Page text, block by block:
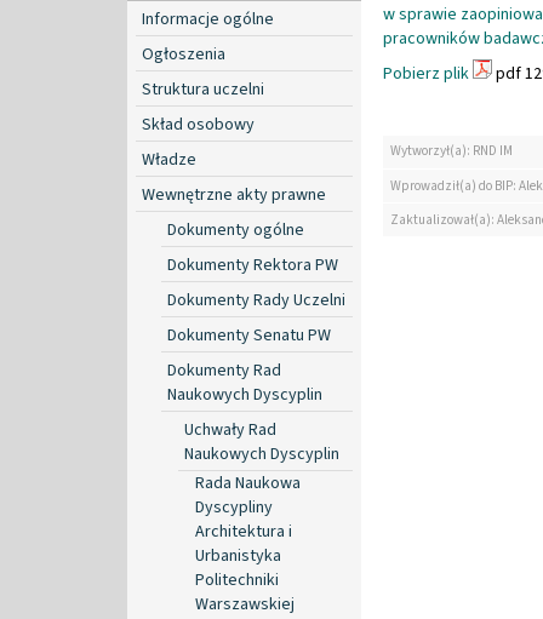
Informacje ogólne
Ogłoszenia
Struktura uczelni
Skład osobowy
Władze
Wewnętrzne akty prawne
Dokumenty ogólne
Dokumenty Rektora PW
Dokumenty Rady Uczelni
Dokumenty Senatu PW
Dokumenty Rad
Naukowych Dyscyplin
Uchwały Rad
Naukowych Dyscyplin
Rada Naukowa
Dyscypliny
Architektura i
Urbanistyka
Politechniki
Warszawskiej
w sprawie
pracowników
Pobierz plik
pdf
Wytworzył(a): RND IM
Wprowadził(a) do BIP:
Zaktualizował(a):